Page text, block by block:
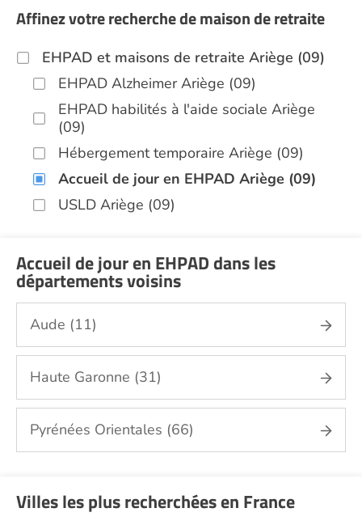
Affinez votre recherche de maison de retraite
EHPAD et maisons de retraite Ariège (09)
EHPAD Alzheimer Ariège (09)
EHPAD habilités à l'aide sociale Ariège
(09)
Hébergement temporaire Ariège (09)
Accueil de jour en EHPAD Ariège (09)
USLD Ariège (09)
Accueil de jour en EHPAD dans les
départements voisins
Aude (11)
Haute Garonne (31)
Pyrénées Orientales (66)
Villes les plus recherchées en France